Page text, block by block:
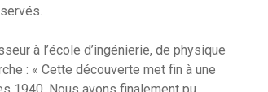
à l’école d’ingénierie, de physique
: « Cette découverte met fin à une